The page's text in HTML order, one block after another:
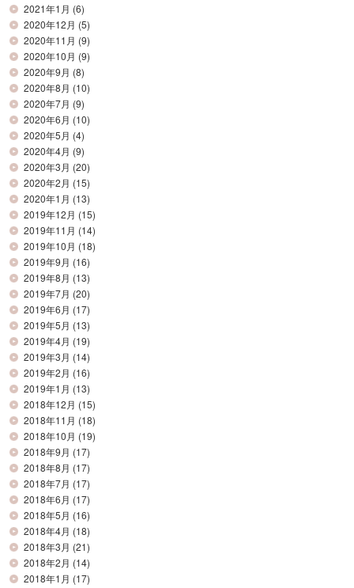
2021年1月 (6)
2020年12月 (5)
2020年11月 (9)
2020年10月 (9)
2020年9月 (8)
2020年8月 (10)
2020年7月 (9)
2020年6月 (10)
2020年5月 (4)
2020年4月 (9)
2020年3月 (20)
2020年2月 (15)
2020年1月 (13)
2019年12月 (15)
2019年11月 (14)
2019年10月 (18)
2019年9月 (16)
2019年8月 (13)
2019年7月 (20)
2019年6月 (17)
2019年5月 (13)
2019年4月 (19)
2019年3月 (14)
2019年2月 (16)
2019年1月 (13)
2018年12月 (15)
2018年11月 (18)
2018年10月 (19)
2018年9月 (17)
2018年8月 (17)
2018年7月 (17)
2018年6月 (17)
2018年5月 (16)
2018年4月 (18)
2018年3月 (21)
2018年2月 (14)
2018年1月 (17)